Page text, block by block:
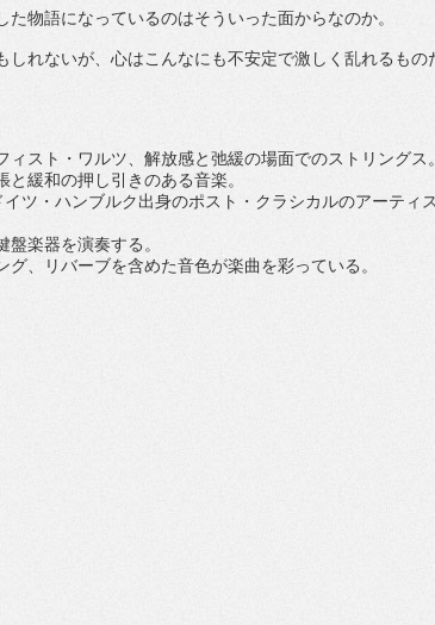
物語になっているのはそういった面からなのか。
しれないが、心はこんなにも不安定で激しく乱れるもの
スト・ワルツ、解放感と弛緩の場面でのストリングス。
緩和の押し引きのある音楽。
ツ・ハンブルク出身のポスト・クラシカルのアーティス
楽器を演奏する。
、リバーブを含めた音色が楽曲を彩っている。